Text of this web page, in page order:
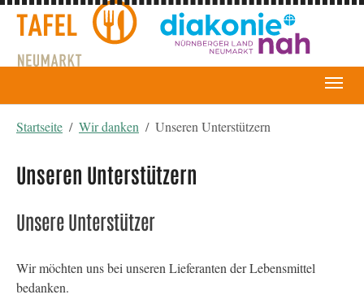
Startseite
Wir danken Unseren Unterstützern
Unseren Unterstützern
Unsere Unterstützer
Wir möchten uns bei unseren Lieferanten der Lebensmittel
bedanken.